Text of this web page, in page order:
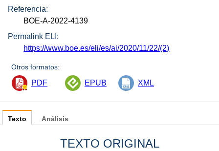
Referencia:
BOE-A-2022-4139
Permalink ELI:
https://www.boe.es/eli/es/ai/2020/11/22/(2)
Otros formatos:
PDF EPUB XML
Texto
TEXTO ORIGINAL
Análisis